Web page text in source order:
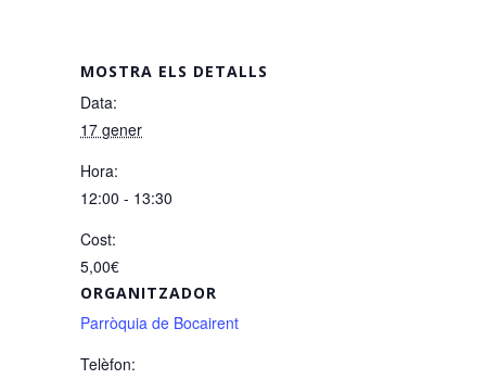
MOSTRA ELS DETALLS
Data:
17 gener
Hora:
12:00 - 13:30
Cost:
5,00€
ORGANITZADOR
Parròquia de Bocairent
Telèfon: